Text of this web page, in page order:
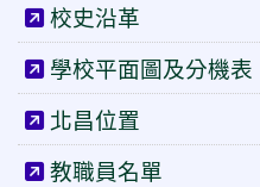
校史沿革
學校平面圖及分機表
北昌位置
教職員名單